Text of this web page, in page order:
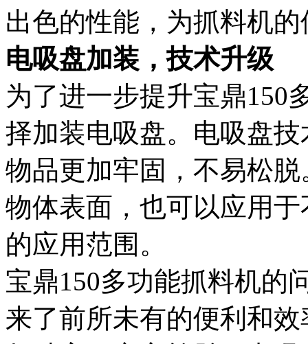
出色的性能，为抓料机
电吸盘加装，技术升级
为了进一步提升宝鼎150
择加装电吸盘。电吸盘
物品更加牢固，不易松
物体表面，也可以应用
的应用范围。
宝鼎150多功能抓料机的
来了前所未有的便利和